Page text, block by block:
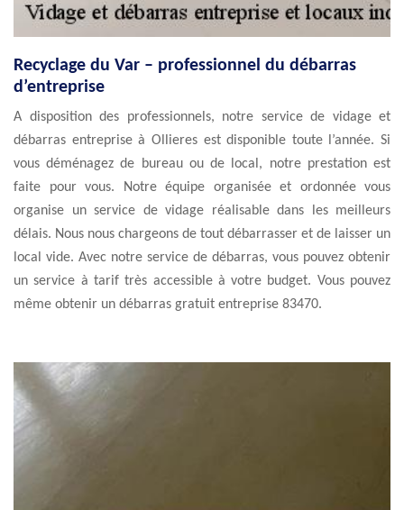
Recyclage du Var – professionnel du débarras
d’entreprise
A disposition des professionnels, notre service de vidage et
débarras entreprise à Ollieres est disponible toute l’année. Si
vous déménagez de bureau ou de local, notre prestation est
faite pour vous. Notre équipe organisée et ordonnée vous
organise un service de vidage réalisable dans les meilleurs
délais. Nous nous chargeons de tout débarrasser et de laisser un
local vide. Avec notre service de débarras, vous pouvez obtenir
un service à tarif très accessible à votre budget. Vous pouvez
même obtenir un débarras gratuit entreprise 83470.